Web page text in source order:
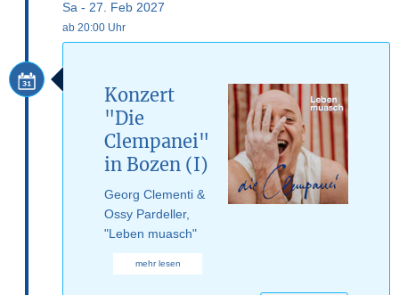
Sa - 27. Feb 2027
ab 20:00 Uhr
Konzert
"Die
Clempanei"
in Bozen (I)
Georg Clementi &
Ossy Pardeller,
"Leben muasch"
mehr lesen